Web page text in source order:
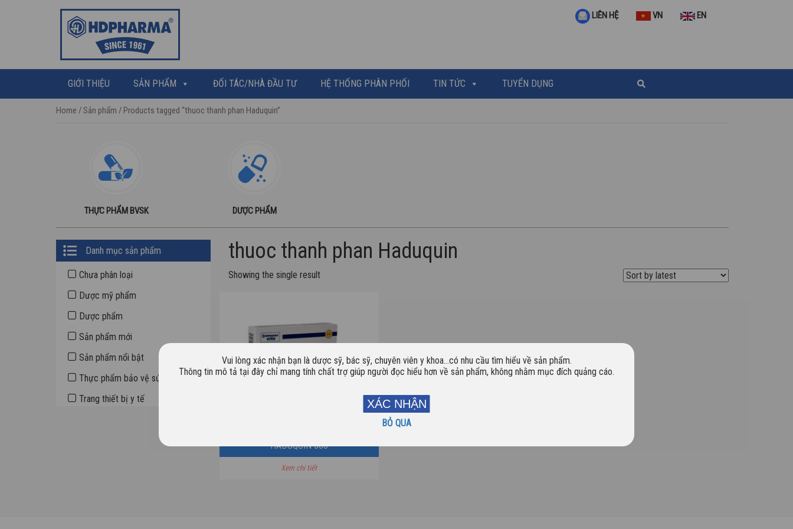
LIÊN HỆ VN EN
GIỚI THIỆU SẢN PHẨM ĐỐI TÁC/NHÀ ĐẦU TƯ HỆ THỐNG PHÂN PHỐI TIN TỨC TUYỂN DỤNG
Home /Sản phẩm / Products tagged “thuoc thanh phan Haduquin”
THỰC PHẨM BVSK DƯỢC PHẨM
Primary
Sidebar
Danh mục sản phẩm
Chưa phân loại
Dược mỹ phẩm
Dược phẩm
Sản phẩm mới
Sản phẩm nổi bật
Thực phẩm bảo vệ sức khỏe
Trang thiết bị y tế
thuoc thanh phan Haduquin
Showing the single result
HADUQUIN 500
Xem chi tiết
Vui lòng xác nhận bạn là dược sỹ, bác sỹ, chuyên viên y khoa…có nhu cầu tìm hiểu về sản phẩm.
Thông tin mô tả tại đây chỉ mang tính chất trợ giúp người đọc hiểu hơn về sản phẩm, không nhằm mục đích quảng cáo.
BỎ QUA
XÁC NHẬN